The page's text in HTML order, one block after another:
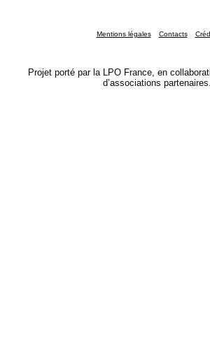
Mentions légales Contacts
Projet porté par la LPO France, en
d’associations partenaires.